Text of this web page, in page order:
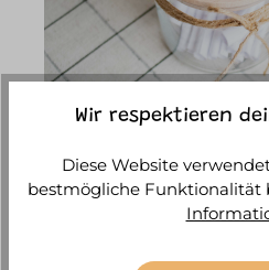
PRODUKTE
Wir respektieren
Diese Website
bestmögliche Funktionalität